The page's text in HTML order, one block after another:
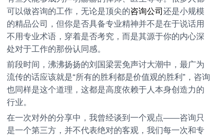
可以做咨询的工作，无论是顶尖的咨询公司 还是小规模
的精品公司，但你是否具备专业精神并不是在于说话用
不用专业术语，穿着是否考究，而是其源于你的内心深
处对于工作的那份认同感。
前段时间，沸沸扬扬的刘国梁罢免声讨大潮中，最广为
流传的话应该就是“所有的胜利都是价值观的胜利”，咨询
也同样是这个道理，这都是高度依赖于人本身创造力的
行业。
在一次对外的分享中，我曾经谈到一个观点——咨询只
是一个第三方，并不代表绝对的客观，我们每一次和专